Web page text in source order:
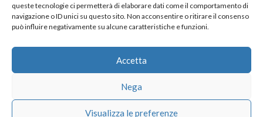
queste tecnologie ci permetterà di elaborare dati come il comportamento di
navigazione o ID unici su questo sito. Non acconsentire o ritirare il consenso
può influire negativamente su alcune caratteristiche e funzioni.
Accetta
Nega
Visualizza le preferenze
© TheArchitecturalPost 2024
SOCIAL NETWORK
facebookinstagram